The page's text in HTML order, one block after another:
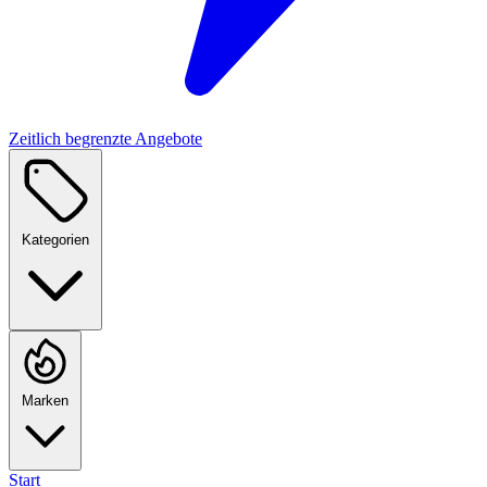
Zeitlich begrenzte Angebote
Kategorien
Marken
Start